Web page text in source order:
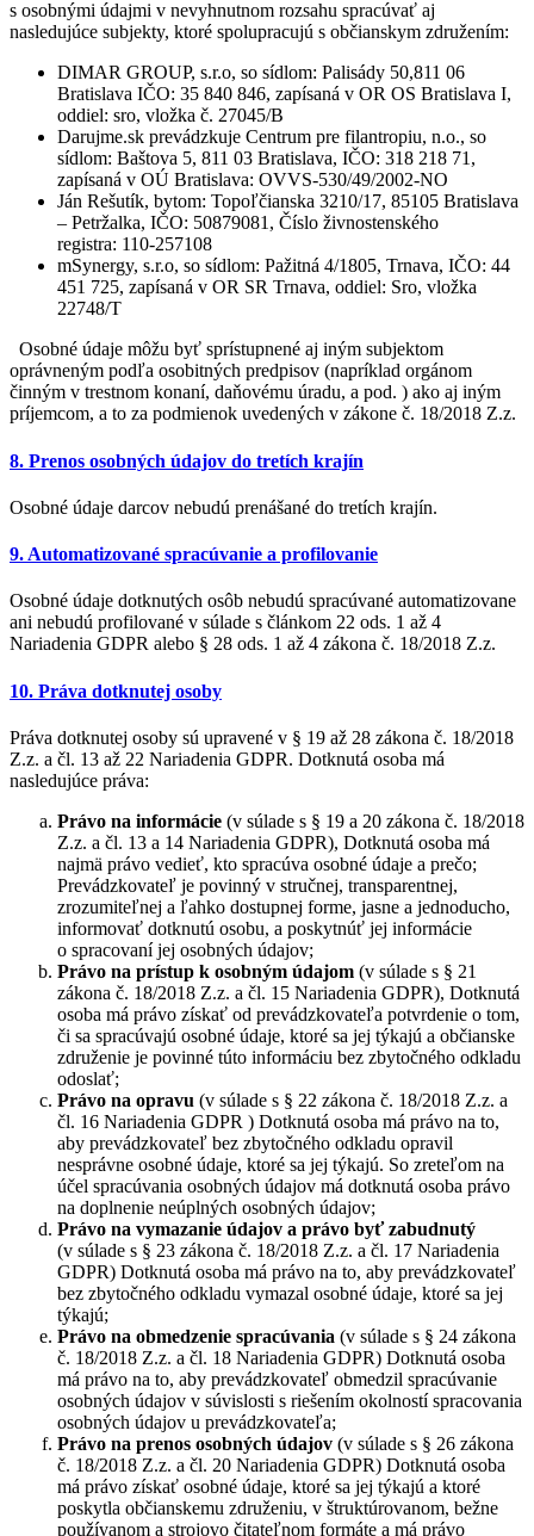
s osobnými údajmi v nevyhnutnom rozsahu spracúvať aj
nasledujúce subjekty, ktoré spolupracujú s občianskym združením:
DIMAR GROUP, s.r.o, so sídlom: Palisády 50,811 06
Bratislava IČO: 35 840 846, zapísaná v OR OS Bratislava I,
oddiel: sro, vložka č. 27045/B
Darujme.sk prevádzkuje Centrum pre filantropiu, n.o., so
sídlom: Baštova 5, 811 03 Bratislava, IČO: 318 218 71,
zapísaná v OÚ Bratislava: OVVS-530/49/2002-NO
Ján Rešutík, bytom: Topoľčianska 3210/17, 85105 Bratislava
– Petržalka, IČO: 50879081, Číslo živnostenského
registra: 110-257108
mSynergy, s.r.o, so sídlom: Pažitná 4/1805, Trnava, IČO: 44
451 725, zapísaná v OR SR Trnava, oddiel: Sro, vložka
22748/T
Osobné údaje môžu byť sprístupnené aj iným subjektom
oprávneným podľa osobitných predpisov (napríklad orgánom
činným v trestnom konaní, daňovému úradu, a pod. ) ako aj iným
príjemcom, a to za podmienok uvedených v zákone č. 18/2018 Z.z.
8. Prenos osobných údajov do tretích krajín
Osobné údaje darcov nebudú prenášané do tretích krajín.
9. Automatizované spracúvanie a profilovanie
Osobné údaje dotknutých osôb nebudú spracúvané automatizovane
ani nebudú profilované v súlade s článkom 22 ods. 1 až 4
Nariadenia GDPR alebo § 28 ods. 1 až 4 zákona č. 18/2018 Z.z.
10. Práva dotknutej osoby
Práva dotknutej osoby sú upravené v § 19 až 28 zákona č. 18/2018
Z.z. a čl. 13 až 22 Nariadenia GDPR. Dotknutá osoba má
nasledujúce práva:
Právo na informácie (v súlade s § 19 a 20 zákona č. 18/2018
Z.z. a čl. 13 a 14 Nariadenia GDPR), Dotknutá osoba má
najmä právo vedieť, kto spracúva osobné údaje a prečo;
Prevádzkovateľ je povinný v stručnej, transparentnej,
zrozumiteľnej a ľahko dostupnej forme, jasne a jednoducho,
informovať dotknutú osobu, a poskytnúť jej informácie
o spracovaní jej osobných údajov;
Právo na prístup k osobným údajom (v súlade s § 21
zákona č. 18/2018 Z.z. a čl. 15 Nariadenia GDPR), Dotknutá
osoba má právo získať od prevádzkovateľa potvrdenie o tom,
či sa spracúvajú osobné údaje, ktoré sa jej týkajú a občianske
združenie je povinné túto informáciu bez zbytočného odkladu
odoslať;
Právo na opravu (v súlade s § 22 zákona č. 18/2018 Z.z. a
čl. 16 Nariadenia GDPR ) Dotknutá osoba má právo na to,
aby prevádzkovateľ bez zbytočného odkladu opravil
nesprávne osobné údaje, ktoré sa jej týkajú. So zreteľom na
účel spracúvania osobných údajov má dotknutá osoba právo
na doplnenie neúplných osobných údajov;
Právo na vymazanie údajov a právo byť zabudnutý
(v súlade s § 23 zákona č. 18/2018 Z.z. a čl. 17 Nariadenia
GDPR) Dotknutá osoba má právo na to, aby prevádzkovateľ
bez zbytočného odkladu vymazal osobné údaje, ktoré sa jej
týkajú;
Právo na obmedzenie spracúvania (v súlade s § 24 zákona
č. 18/2018 Z.z. a čl. 18 Nariadenia GDPR) Dotknutá osoba
má právo na to, aby prevádzkovateľ obmedzil spracúvanie
osobných údajov v súvislosti s riešením okolností spracovania
osobných údajov u prevádzkovateľa;
Právo na prenos osobných údajov (v súlade s § 26 zákona
č. 18/2018 Z.z. a čl. 20 Nariadenia GDPR) Dotknutá osoba
má právo získať osobné údaje, ktoré sa jej týkajú a ktoré
poskytla občianskemu združeniu, v štruktúrovanom, bežne
používanom a strojovo čitateľnom formáte a má právo